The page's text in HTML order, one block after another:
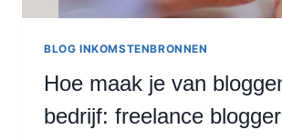
BLOG INKOMSTENBRONNEN
Hoe maak je van
bedrijf: freelance